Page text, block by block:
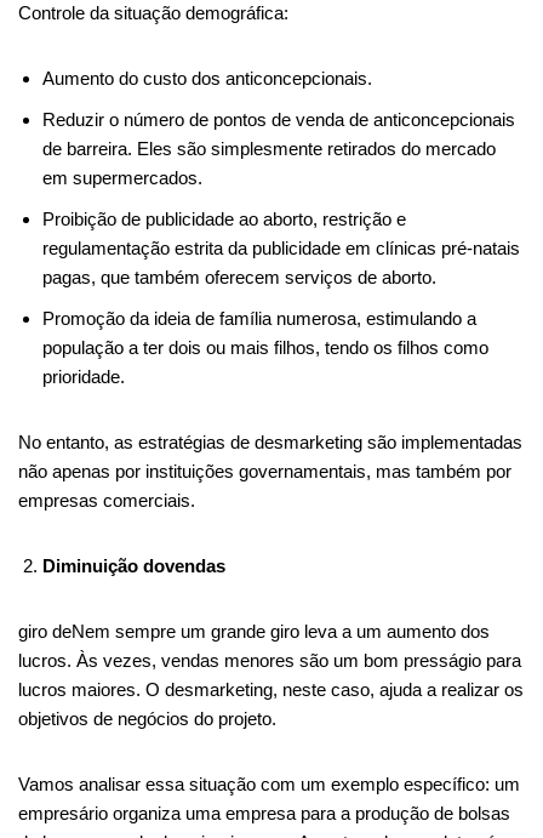
Controle da situação demográfica:
Aumento do custo dos anticoncepcionais.
Reduzir o número de pontos de venda de anticoncepcionais
de barreira. Eles são simplesmente retirados do mercado
em supermercados.
Proibição de publicidade ao aborto, restrição e
regulamentação estrita da publicidade em clínicas pré-natais
pagas, que também oferecem serviços de aborto.
Promoção da ideia de família numerosa, estimulando a
população a ter dois ou mais filhos, tendo os filhos como
prioridade.
No entanto, as estratégias de desmarketing são implementadas
não apenas por instituições governamentais, mas também por
empresas comerciais.
Diminuição dovendas
giro deNem sempre um grande giro leva a um aumento dos
lucros. Às vezes, vendas menores são um bom presságio para
lucros maiores. O desmarketing, neste caso, ajuda a realizar os
objetivos de negócios do projeto.
Vamos analisar essa situação com um exemplo específico: um
empresário organiza uma empresa para a produção de bolsas